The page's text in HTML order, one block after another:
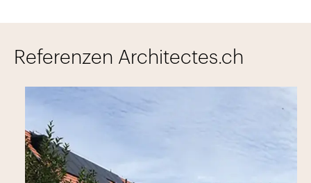
Referenzen Architectes.ch